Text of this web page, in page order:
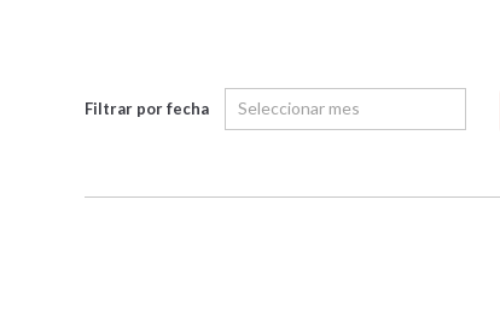
Filtrar por fecha